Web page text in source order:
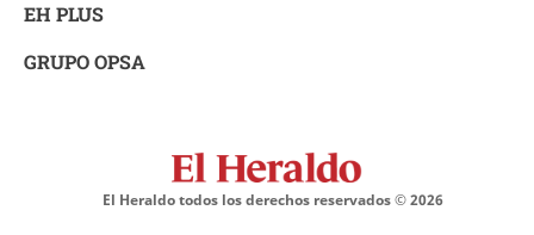
EH PLUS
GRUPO OPSA
El Heraldo todos los derechos reservados ©2026